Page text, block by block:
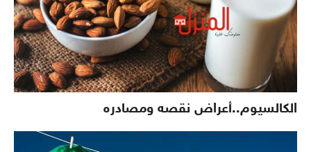
الكالسيوم..أعراض نقصه ومصادره